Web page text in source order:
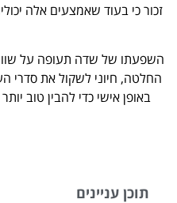
זכור כי בעוד שאמצעים אלה
השפעתו של שדה תעופה על שווי
החלטה, חיוני לשקול את סדרי
באופן אישי כדי להבין טוב
תוכן עניינים